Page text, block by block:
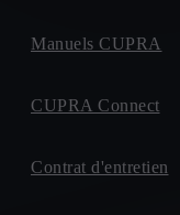
Manuels CUPRA
CUPRA Connect
Contrat d'entretien